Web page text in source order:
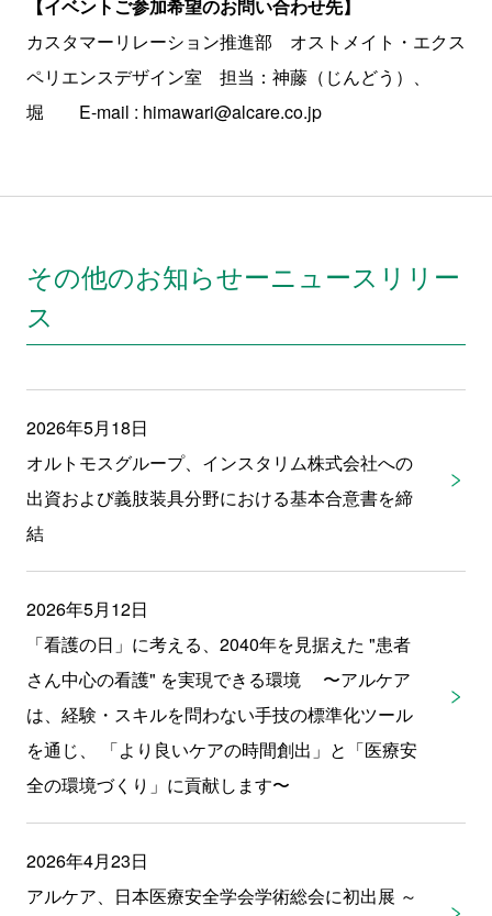
【イベントご参加希望のお問い合わせ先】
カスタマーリレーション推進部 オストメイト・エクス
ペリエンスデザイン室 担当：神藤（じんどう）、
堀 E-mail : himawari@alcare.co.jp
その他のお知らせーニュースリリー
ス
2026年5月18日
オルトモスグループ、インスタリム株式会社への
出資および義肢装具分野における基本合意書を締
結
2026年5月12日
「看護の日」に考える、2040年を見据えた "患者
さん中心の看護" を実現できる環境 〜アルケア
は、経験・スキルを問わない手技の標準化ツール
を通じ、 「より良いケアの時間創出」と「医療安
全の環境づくり」に貢献します〜
2026年4月23日
アルケア、日本医療安全学会学術総会に初出展 ～